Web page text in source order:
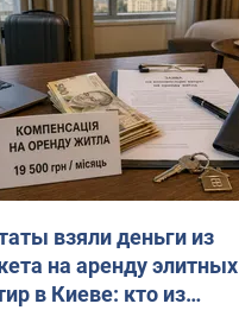
взяли деньги из
на аренду элитных
в Киеве: кто из